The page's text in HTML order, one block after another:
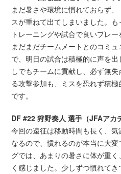
まだ暑さや環境に慣れておらず
スが重ねて出てしまいました。
トレーニングや試合で良いプレー
まだまだチームメートとのコミ
で、明日の試合は積極的に声を
しでもチームに貢献し、必ず無
る攻撃参加も、ミスを恐れず積
です。
DF #22 狩野奏人 選手（JFAアカ
今回の遠征は移動時間も長く、
なるので、慣れるのが本当に大
グでは、あまりの暑さに体が重
く感じました。少しずつ慣れて